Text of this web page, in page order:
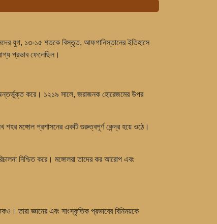
যুগ, ১৩-১৫ শতকে বিস্তৃত, আফগানিস্তানের ইতিহাসে
প্রভাব ফেলেছিল।
অন্তর্ভুক্ত করে। ১২১৯ সালে, জরাজনক হোরেজমের উপর
মঙ্গোল প্রশাসনের একটি গুরুত্বপূর্ণ কেন্দ্র হয়ে ওঠে।
নিশ্চিত করে। মঙ্গোলরা তাদের কর আরোপ এবং
তারা জ্ঞানের এবং সাংস্কৃতিক প্রভাবের বিনিময়কে